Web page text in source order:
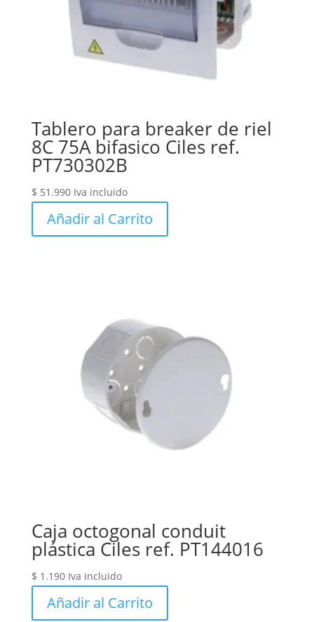
Tablero para breaker de riel
8C 75A bifasico Ciles ref.
PT730302B
$ 51.990 Iva incluido
Añadir al Carrito
Caja octogonal conduit
plástica Ciles ref. PT144016
$ 1.190 Iva incluido
Añadir al Carrito